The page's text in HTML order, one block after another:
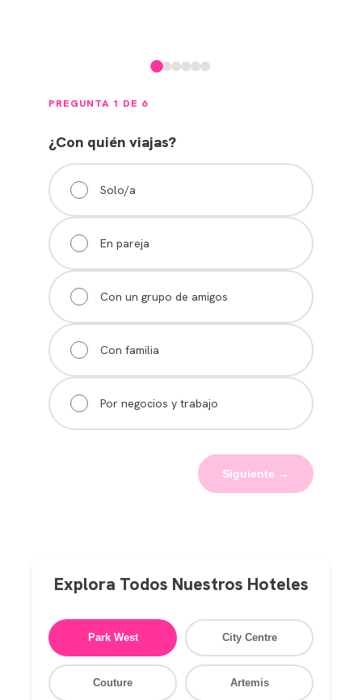
PREGUNTA 1 DE 6
¿Con quién viajas?
Solo/a
En pareja
Con un grupo de amigos
Con familia
Por negocios y trabajo
Siguiente →
Explora Todos Nuestros Hoteles
Park West City Centre
Couture Artemis